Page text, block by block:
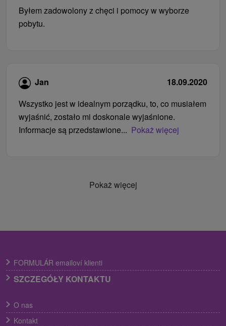
Byłem zadowolony z chęci i pomocy w wyborze
pobytu.
Jan
18.09.2020
Wszystko jest w idealnym porządku, to, co musiałem
wyjaśnić, zostało mi doskonale wyjaśnione.
Informacje są przedstawione... Pokaż więcej
Pokaż więcej
FORMULÁR emailoví klienti
SZCZEGÓŁY KONTAKTU
O nas
Kontakt